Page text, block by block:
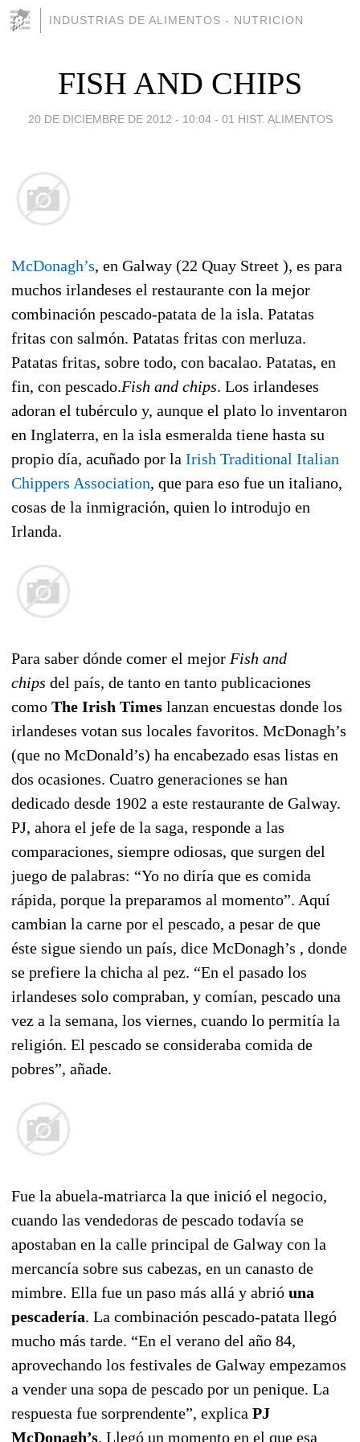
INDUSTRIAS DE ALIMENTOS - NUTRICION
FISH AND CHIPS
20 DE DICIEMBRE DE 2012 - 10:04 - 01 HIST. ALIMENTOS
McDonagh’s, en Galway (22 Quay Street ), es para
muchos irlandeses el restaurante con la mejor
combinación pescado-patata de la isla. Patatas
fritas con salmón. Patatas fritas con merluza.
Patatas fritas, sobre todo, con bacalao. Patatas, en
fin, con pescado.Fish and chips. Los irlandeses
adoran el tubérculo y, aunque el plato lo inventaron
en Inglaterra, en la isla esmeralda tiene hasta su
propio día, acuñado por la Irish Traditional Italian
Chippers Association, que para eso fue un italiano,
cosas de la inmigración, quien lo introdujo en
Irlanda.
Para saber dónde comer el mejor Fish and
chips del país, de tanto en tanto publicaciones
como The Irish Times lanzan encuestas donde los
irlandeses votan sus locales favoritos. McDonagh’s
(que no McDonald’s) ha encabezado esas listas en
dos ocasiones. Cuatro generaciones se han
dedicado desde 1902 a este restaurante de Galway.
PJ, ahora el jefe de la saga, responde a las
comparaciones, siempre odiosas, que surgen del
juego de palabras: “Yo no diría que es comida
rápida, porque la preparamos al momento”. Aquí
cambian la carne por el pescado, a pesar de que
éste sigue siendo un país, dice McDonagh’s , donde
se prefiere la chicha al pez. “En el pasado los
irlandeses solo compraban, y comían, pescado una
vez a la semana, los viernes, cuando lo permitía la
religión. El pescado se consideraba comida de
pobres”, añade.
Fue la abuela-matriarca la que inició el negocio,
cuando las vendedoras de pescado todavía se
apostaban en la calle principal de Galway con la
mercancía sobre sus cabezas, en un canasto de
mimbre. Ella fue un paso más allá y abrió una
pescadería. La combinación pescado-patata llegó
mucho más tarde. “En el verano del año 84,
aprovechando los festivales de Galway empezamos
a vender una sopa de pescado por un penique. La
respuesta fue sorprendente”, explica PJ
McDonagh’s. Llegó un momento en el que esa